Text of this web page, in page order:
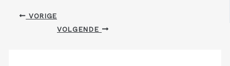
VORIGE
VOLGENDE